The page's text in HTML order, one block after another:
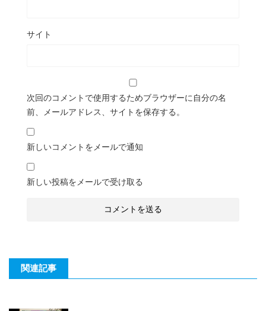
サイト
次回のコメントで使用するためブラウザーに自分の名
前、メールアドレス、サイトを保存する。
新しいコメントをメールで通知
新しい投稿をメールで受け取る
関連記事